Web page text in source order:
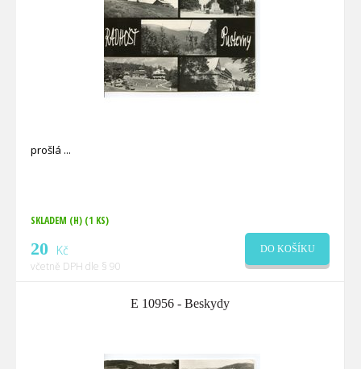
prošlá
SKLADEM (H) (1 KS)
20 Kč
včetně DPH dle § 90
DO KOŠÍKU
E 10956 - Beskydy